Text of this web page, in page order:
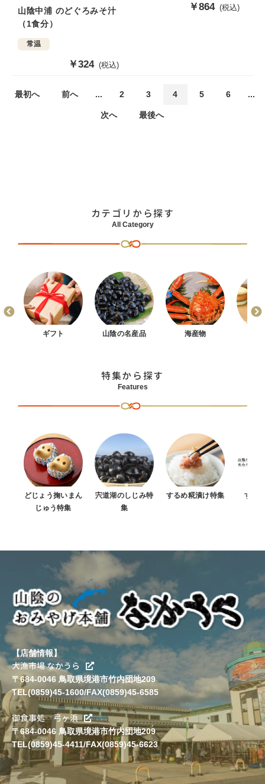
山陰中浦 のどぐろみそ汁
（1食分）
常温
販
売
格
￥324 (税込)
販
￥864 (税込)
最初へ 前へ ... 2 3 4 5 6 ...
次へ 最後へ
カテゴリから探す
All Category
ギフト 山陰の名産品 海産物
特集から探す
Features
どじょう掬いまん
じゅう特集
宍道湖のしじみ特
集
するめ糀漬け特集 すべ
【店舗情報】
大漁市場 なかうら
〒684-0046 鳥取県境港市竹内団地209
TEL(0859)45-1600/FAX(0859)45-6585
御食事処 弓ヶ浜
〒684-0046 鳥取県境港市竹内団地209
TEL(0859)45-4411/FAX(0859)45-6623